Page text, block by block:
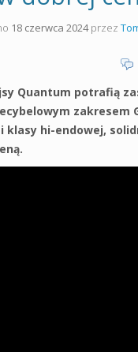
od podstaw
podstaw
Massive
18 czerwca 2024przez
Quantum potrafią
zakresem
klasy hi-endowej,